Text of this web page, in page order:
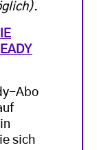
.
Abo
sich